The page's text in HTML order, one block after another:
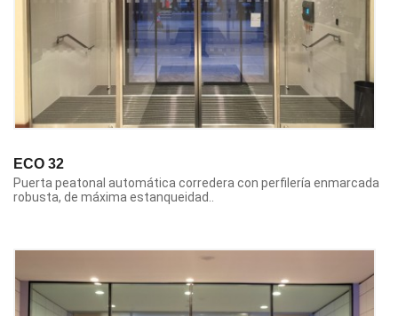
ECO 32
Puerta peatonal automática corredera con perfilería enmarcada
robusta, de máxima estanqueidad..